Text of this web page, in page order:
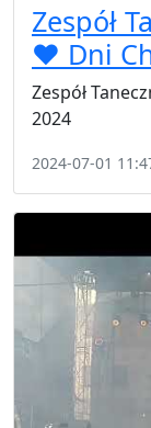
Zespół
❤️ Dni
Zespół
2024
2024-07-01